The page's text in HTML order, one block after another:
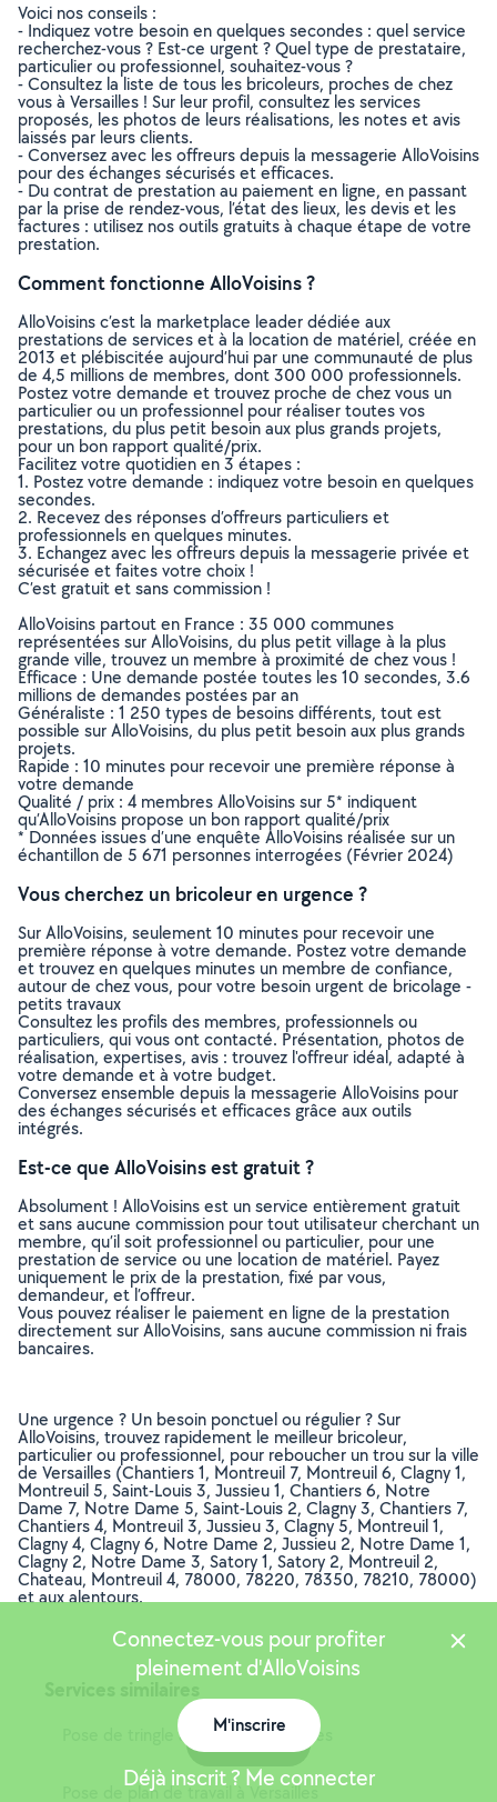
Voici nos conseils :
- Indiquez votre besoin en quelques secondes : quel service
recherchez-vous ? Est-ce urgent ? Quel type de prestataire,
particulier ou professionnel, souhaitez-vous ?
- Consultez la liste de tous les bricoleurs, proches de chez
vous à Versailles ! Sur leur profil, consultez les services
proposés, les photos de leurs réalisations, les notes et avis
laissés par leurs clients.
- Conversez avec les offreurs depuis la messagerie AlloVoisins
pour des échanges sécurisés et efficaces.
- Du contrat de prestation au paiement en ligne, en passant
par la prise de rendez-vous, l’état des lieux, les devis et les
factures : utilisez nos outils gratuits à chaque étape de votre
prestation.
Comment fonctionne AlloVoisins ?
AlloVoisins c’est la marketplace leader dédiée aux
prestations de services et à la location de matériel, créée en
2013 et plébiscitée aujourd’hui par une communauté de plus
de 4,5 millions de membres, dont 300 000 professionnels.
Postez votre demande et trouvez proche de chez vous un
particulier ou un professionnel pour réaliser toutes vos
prestations, du plus petit besoin aux plus grands projets,
pour un bon rapport qualité/prix.
Facilitez votre quotidien en 3 étapes :
1. Postez votre demande : indiquez votre besoin en quelques
secondes.
2. Recevez des réponses d’offreurs particuliers et
professionnels en quelques minutes.
3. Echangez avec les offreurs depuis la messagerie privée et
sécurisée et faites votre choix !
C’est gratuit et sans commission !
AlloVoisins partout en France : 35 000 communes
représentées sur AlloVoisins, du plus petit village à la plus
grande ville, trouvez un membre à proximité de chez vous !
Efficace : Une demande postée toutes les 10 secondes, 3.6
millions de demandes postées par an
Généraliste : 1 250 types de besoins différents, tout est
possible sur AlloVoisins, du plus petit besoin aux plus grands
projets.
Rapide : 10 minutes pour recevoir une première réponse à
votre demande
Qualité / prix : 4 membres AlloVoisins sur 5* indiquent
qu’AlloVoisins propose un bon rapport qualité/prix
* Données issues d’une enquête AlloVoisins réalisée sur un
échantillon de 5 671 personnes interrogées (Février 2024)
Vous cherchez un bricoleur en urgence ?
Sur AlloVoisins, seulement 10 minutes pour recevoir une
première réponse à votre demande. Postez votre demande
et trouvez en quelques minutes un membre de confiance,
autour de chez vous, pour votre besoin urgent de bricolage -
petits travaux
Consultez les profils des membres, professionnels ou
particuliers, qui vous ont contacté. Présentation, photos de
réalisation, expertises, avis : trouvez l'offreur idéal, adapté à
votre demande et à votre budget.
Conversez ensemble depuis la messagerie AlloVoisins pour
des échanges sécurisés et efficaces grâce aux outils
intégrés.
Est-ce que AlloVoisins est gratuit ?
Absolument ! AlloVoisins est un service entièrement gratuit
et sans aucune commission pour tout utilisateur cherchant un
membre, qu’il soit professionnel ou particulier, pour une
prestation de service ou une location de matériel. Payez
uniquement le prix de la prestation, fixé par vous,
demandeur, et l’offreur.
Vous pouvez réaliser le paiement en ligne de la prestation
directement sur AlloVoisins, sans aucune commission ni frais
bancaires.
Une urgence ? Un besoin ponctuel ou régulier ? Sur
AlloVoisins, trouvez rapidement le meilleur bricoleur,
particulier ou professionnel, pour reboucher un trou sur la ville
de Versailles (Chantiers 1, Montreuil 7, Montreuil 6, Clagny 1,
Montreuil 5, Saint-Louis 3, Jussieu 1, Chantiers 6, Notre
Dame 7, Notre Dame 5, Saint-Louis 2, Clagny 3, Chantiers 7,
Chantiers 4, Montreuil 3, Jussieu 3, Clagny 5, Montreuil 1,
Clagny 4, Clagny 6, Notre Dame 2, Jussieu 2, Notre Dame 1,
Clagny 2, Notre Dame 3, Satory 1, Satory 2, Montreuil 2,
Chateau, Montreuil 4, 78000, 78220, 78350, 78210, 78000)
et aux alentours.
Services similaires
Pose de tringle à rideaux à Versailles
Pose de plan de travail à Versailles
Connectez-vous pour profiter
pleinement d'AlloVoisins
M'inscrire
Déjà inscrit ? Me connecter